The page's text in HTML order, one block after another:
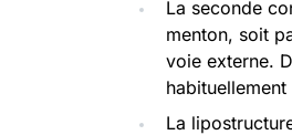
La seconde
menton, soit
voie externe.
La